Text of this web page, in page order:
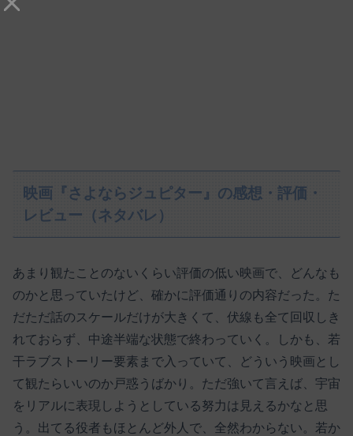
映画『さよならジュピター』の感想・評価・
レビュー（ネタバレ）
あまり観たことのないくらい評価の低い映画で、どんなも
のかと思っていたけど、確かに評価通りの内容だった。た
だただ話のスケールだけが大きくて、伏線も全て回収しき
れておらず、中途半端な状態で終わっていく。しかも、若
干ラブストーリー要素まで入っていて、どういう映画とし
て観たらいいのか戸惑うばかり。ただ強いて言えば、宇宙
をリアルに表現しようとしている努力は見えるかなと思
う。出てる役者もほとんど外人で、全然わからない。若か